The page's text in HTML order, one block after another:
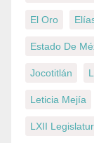
El Oro
Estado De
Jocotitlán
Leticia Mejía
LXII